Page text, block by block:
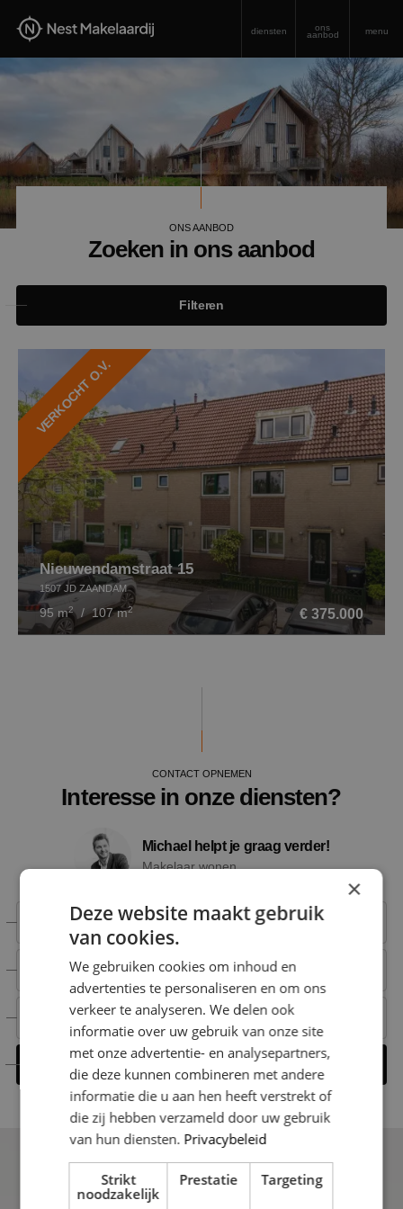
diensten ons
aanbod menu
ONS AANBOD
Zoeken in ons aanbod
Filteren
VERKOCHT O.V.
Nieuwendamstraat 15
1507 JD ZAANDAM
95 m2/ 107 m2 € 375.000
CONTACT OPNEMEN
Interesse in onze diensten?
Michael helpt je graag verder!
Makelaar wonen
+31 6 15 00 52 66
+31 6 15 00 52 66
michael@nestmakelaardij.nl
Contact opnemen
×
Deze website maakt gebruik
van cookies.
We gebruiken cookies om inhoud en
advertenties te personaliseren en om ons
verkeer te analyseren. We delen ook
informatie over uw gebruik van onze site
met onze advertentie- en analysepartners,
die deze kunnen combineren met andere
informatie die u aan hen heeft verstrekt of
die zij hebben verzameld door uw gebruik
van hun diensten. Privacybeleid
Strikt
noodzakelijk
Prestatie Targeting